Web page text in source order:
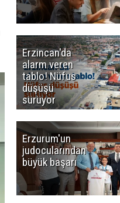
Erzincan'da
alarm veren
tablo! Nüfus
düşüşü
sürüyor
Erzurum'un
judocularından
büyük başarı